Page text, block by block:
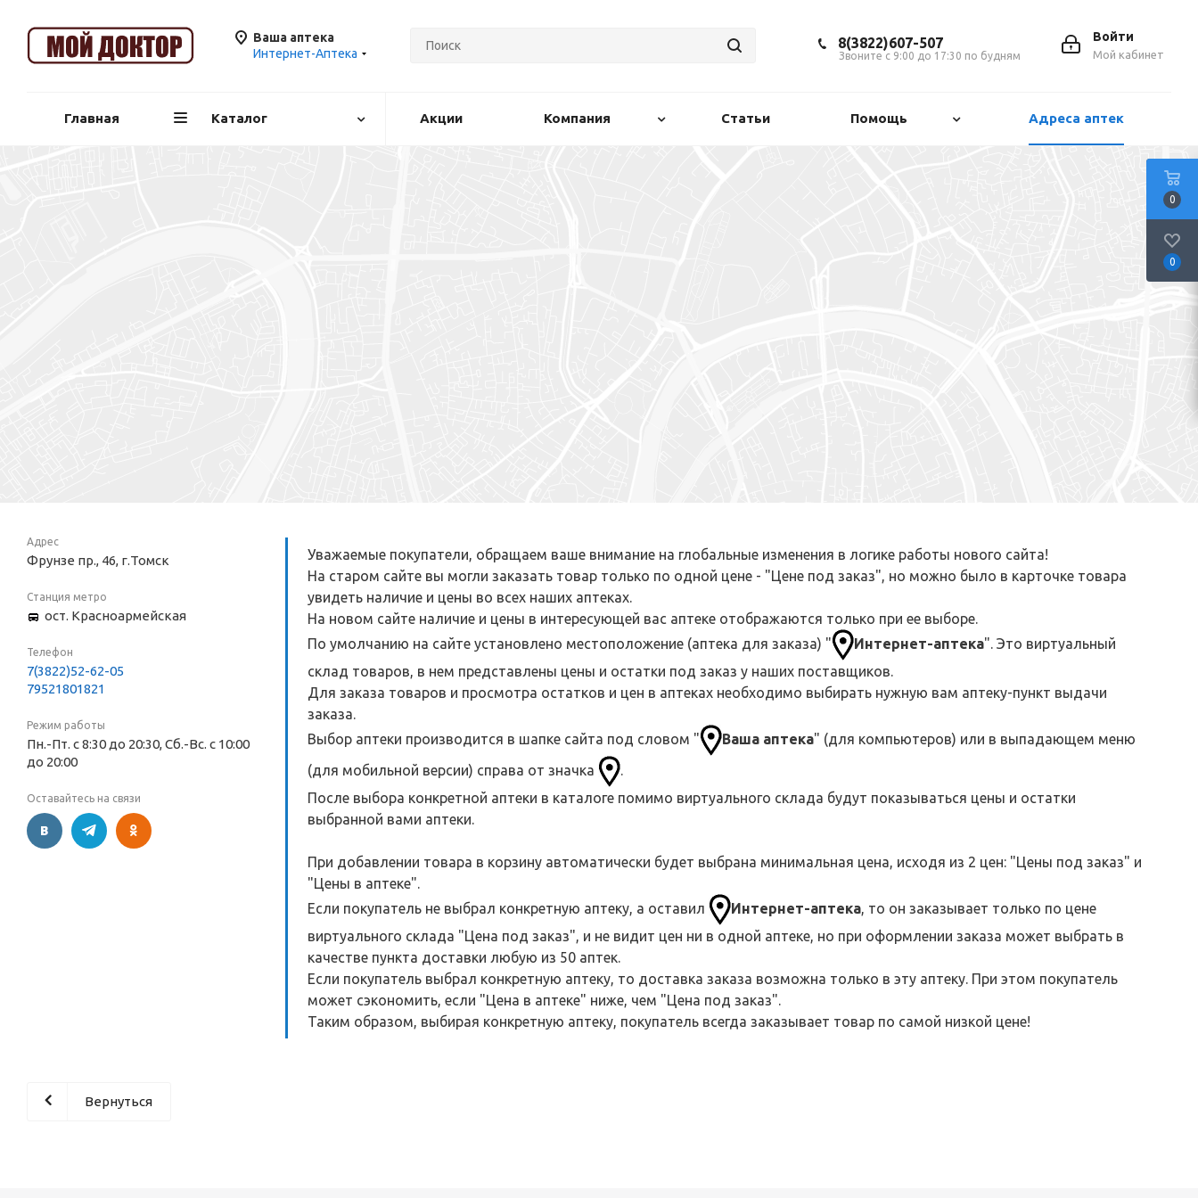
Ваша аптека
Интернет-Аптека
Войти
Мой кабинет
8(3822)607-507
Звоните с 9:00 до 17:30 по будням
Главная Каталог Акции Компания Статьи Помощь Адреса аптек
Адрес
Фрунзе пр., 46, г.Томск
Станция метро
ост. Красноармейская
Телефон
7(3822)52-62-05
79521801821
Режим работы
Пн.-Пт. с 8:30 до 20:30, Сб.-Вс. с 10:00
до 20:00
Оставайтесь на связи
Уважаемые покупатели, обращаем ваше внимание на глобальные изменения в логике работы нового сайта!
На старом сайте вы могли заказать товар только по одной цене - "Цене под заказ", но можно было в карточке товара
увидеть наличие и цены во всех наших аптеках.
На новом сайте наличие и цены в интересующей вас аптеке отображаются только при ее выборе.
По умолчанию на сайте установлено местоположение (аптека для заказа) "
Интернет-аптека". Это виртуальный
склад товаров, в нем представлены цены и остатки под заказ у наших поставщиков.
Для заказа товаров и просмотра остатков и цен в аптеках необходимо выбирать нужную вам аптеку-пункт выдачи
заказа.
Выбор аптеки производится в шапке сайта под словом "
Ваша аптека" (для компьютеров) или в выпадающем меню
(для мобильной версии) справа от значка
.
После выбора конкретной аптеки в каталоге помимо виртуального склада будут показываться цены и остатки
выбранной вами аптеки.
При добавлении товара в корзину автоматически будет выбрана минимальная цена, исходя из 2 цен: "Цены под заказ" и
"Цены в аптеке".
Если покупатель не выбрал конкретную аптеку, а оставил
Интернет-аптека, то он заказывает только по цене
виртуального склада "Цена под заказ", и не видит цен ни в одной аптеке, но при оформлении заказа может выбрать в
качестве пункта доставки любую из 50 аптек.
Если покупатель выбрал конкретную аптеку, то доставка заказа возможна только в эту аптеку. При этом покупатель
может сэкономить, если "Цена в аптеке" ниже, чем "Цена под заказ".
Таким образом, выбирая конкретную аптеку, покупатель всегда заказывает товар по самой низкой цене!
Вернуться
0
0